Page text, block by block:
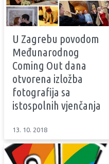
U Zagrebu povodom
Međunarodnog
Coming Out dana
otvorena izložba
fotografija sa
istospolnih vjenčanja
13. 10. 2018